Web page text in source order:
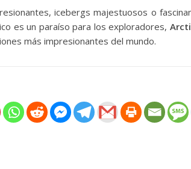
icebergs majestuosos o
es un paraíso para los exploradores,
más impresionantes del mundo.